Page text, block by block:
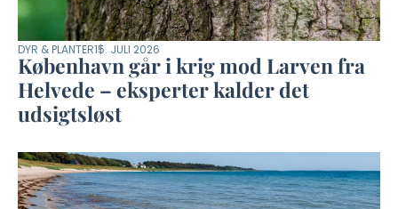
DYR & PLANTER15. JULI 2026
København går i krig mod Larven fra
Helvede – eksperter kalder det
udsigtsløst